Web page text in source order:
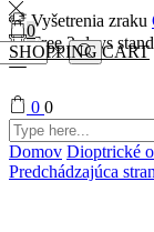
Vyšetrenia zraku
Free 2-days
Search
0 0
0
SHOPPING CART
Search
input
Domov Dioptrické
Predchádzajúca